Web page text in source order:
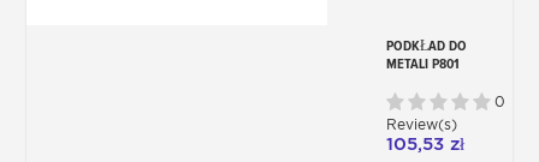
PODKŁAD DO
METALI P801
0
Review(s)
105,53 zł